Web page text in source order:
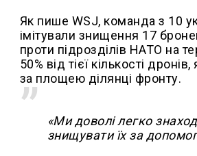
Як пише WSJ, команда з 10
імітували знищення 17
проти підрозділів НАТО на
50% від тієї кількості
за площею ділянці фронту.
«Ми доволі легко
знищувати їх за